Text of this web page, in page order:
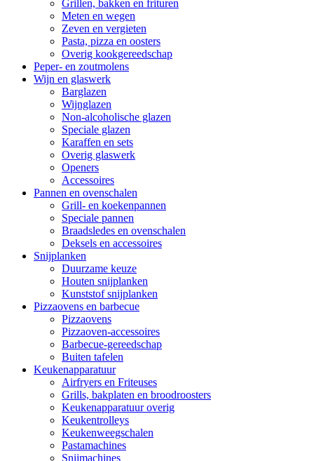
Grillen, bakken en frituren
Meten en wegen
Zeven en vergieten
Pasta, pizza en oosters
Overig kookgereedschap
Peper- en zoutmolens
Wijn en glaswerk
Barglazen
Wijnglazen
Non-alcoholische glazen
Speciale glazen
Karaffen en sets
Overig glaswerk
Openers
Accessoires
Pannen en ovenschalen
Grill- en koekenpannen
Speciale pannen
Braadsledes en ovenschalen
Deksels en accessoires
Snijplanken
Duurzame keuze
Houten snijplanken
Kunststof snijplanken
Pizzaovens en barbecue
Pizzaovens
Pizzaoven-accessoires
Barbecue-gereedschap
Buiten tafelen
Keukenapparatuur
Airfryers en Friteuses
Grills, bakplaten en broodroosters
Keukenapparatuur overig
Keukentrolleys
Keukenweegschalen
Pastamachines
Snijmachines